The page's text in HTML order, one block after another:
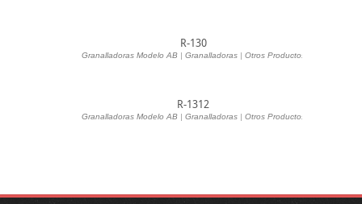
R-130
Granalladoras Modelo AB| Granalladoras| Otros Productos
R-1312
Granalladoras Modelo AB| Granalladoras| Otros Productos